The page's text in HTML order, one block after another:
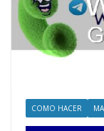
COMO HACER